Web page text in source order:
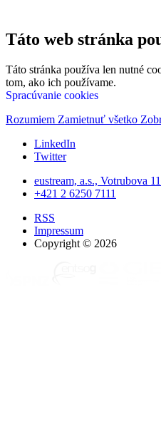
Táto web stránka
Táto stránka používa len nutné
tom, ako ich používame.
Spracúvanie cookies
Rozumiem Zamietnuť všetko
LinkedIn
Twitter
eustream, a.s., Votrubova
+421 2 6250 7111
RSS
Impressum
Copyright © 2026